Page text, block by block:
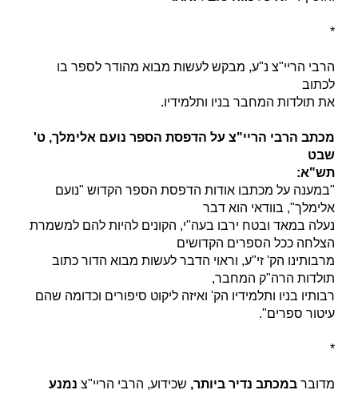
*
הרבי הריי"צ נ"ע, מבקש לעשות מבוא מהודר לספר בו
לכתוב
את תולדות המחבר בניו ותלמידיו.
מכתב הרבי הריי"צ על הדפסת הספר נועם אלימלך, ט'
שבט
תש"א:
"במענה על מכתבו אודות הדפסת הספר הקדוש "נועם
אלימלך", בוודאי הוא דבר
נעלה במאד ובטח ירבו בעה"י, הקונים להיות להם למשמרת
הצלחה ככל הספרים הקדושים
מרבותינו הק' זי"ע, וראוי הדבר לעשות מבוא הדור כתוב
תולדות הרה"ק המחבר,
רבותיו בניו ותלמידיו הק' ואיזה ליקוט סיפורים וכדומה שהם
עיטור ספרים".
*
מדובר במכתב נדיר ביותר, שכידוע, הרבי הריי"צ נמנע